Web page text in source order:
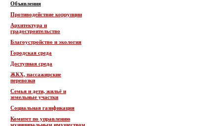
Объявления
Противодействие коррупции
Архитектура и
градостроительство
Благоустройство и экология
Городская среда
Доступная среда
ЖКХ, пассажирские
перевозки
Семья и дети, жильё и
земельные участки
Социальная газификация
Комитет по управлению
муниципальным имуществом